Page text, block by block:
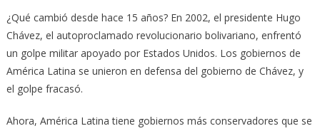
¿Qué cambió desde hace 15 años? En 2002, el presidente Hugo
Chávez, el autoproclamado revolucionario bolivariano, enfrentó
un golpe militar apoyado por Estados Unidos. Los gobiernos de
América Latina se unieron en defensa del gobierno de Chávez, y
el golpe fracasó.
Ahora, América Latina tiene gobiernos más conservadores que se